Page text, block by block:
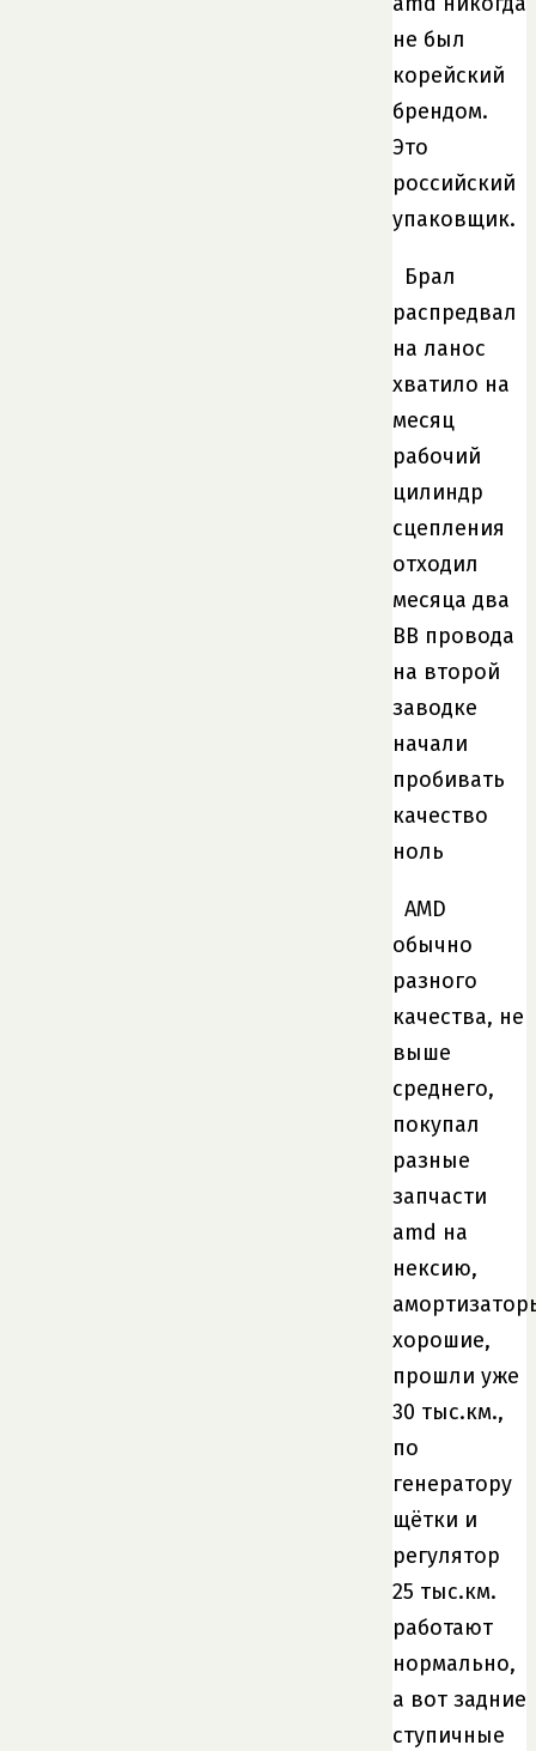
не был
корейский
брендом.
Это
российский
упаковщик.
Брал
распредвал
на ланос
хватило на
месяц
рабочий
цилиндр
сцепления
отходил
месяца два
ВВ провода
на второй
заводке
начали
пробивать
качество
ноль
AMD
обычно
разного
качества, не
выше
среднего,
покупал
разные
запчасти
amd на
нексию,
хорошие,
прошли уже
30 тыс.км.,
по
генератору
щётки и
регулятор
25 тыс.км.
работают
нормально,
а вот задние
ступичные